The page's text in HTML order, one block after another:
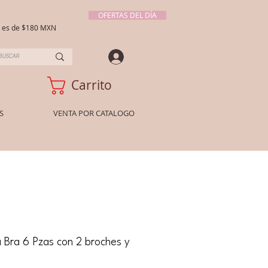
de $180 MXN
OFERTAS DEL DÍA
Carrito
VENTA POR CATALOGO
6 Pzas con 2 broches y